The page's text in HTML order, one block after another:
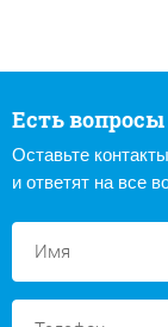
Есть
Оставьте
и ответят на все